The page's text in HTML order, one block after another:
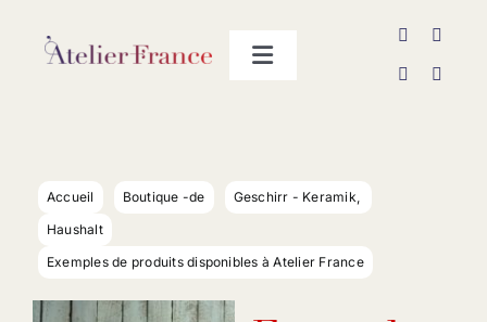
Toggle
Contact
Accueil Boutique -de
Geschirr - Keramik
Haushalt
Exemples de produits disponibles à Atelier France